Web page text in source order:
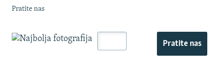
Pratite nas
Pratite nas